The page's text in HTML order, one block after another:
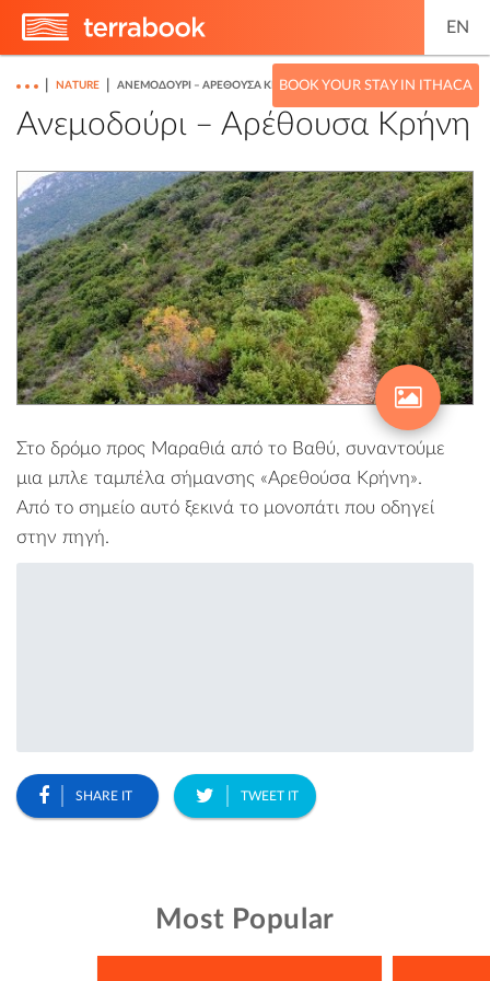
EN
BOOK YOUR STAY IN ITHACA
NATURE ΑΝΕΜΟΔΟΎΡΙ – ΑΡΈΘΟΥΣΑ ΚΡΉΝΗ
Ανεμοδούρι – Αρέθουσα Κρήνη
Στο δρόμο προς Μαραθιά από το Βαθύ, συναντούμε
μια μπλε ταμπέλα σήμανσης «Αρεθούσα Κρήνη».
Από το σημείο αυτό ξεκινά το μονοπάτι που οδηγεί
στην πηγή.
SHARE IT TWEET IT
Most Popular